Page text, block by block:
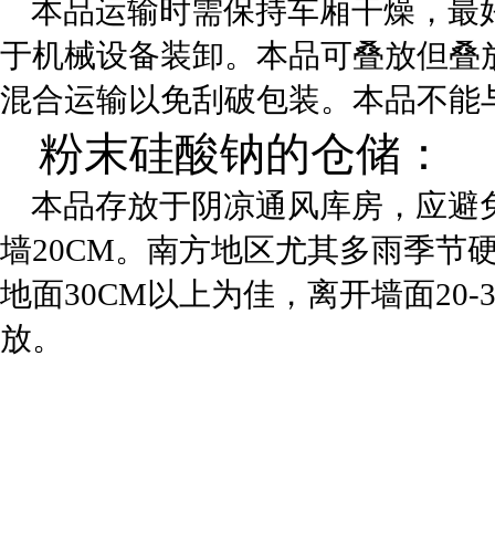
本品运输时需保持车厢干燥，
于机械设备装卸。本品可叠放但叠
混合运输以免刮破包装。本品不
粉末硅酸钠的仓储：
本品存放于阴凉通风库房，应
墙20CM。南方地区尤其多雨季节
地面30CM以上为佳，离开墙面20-
放。